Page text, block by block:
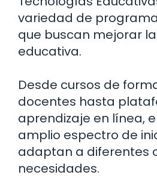
variedad de
que buscan mejorar
educativa.
Desde cursos de
docentes hasta
aprendizaje en línea,
amplio espectro de
adaptan a diferentes
necesidades.